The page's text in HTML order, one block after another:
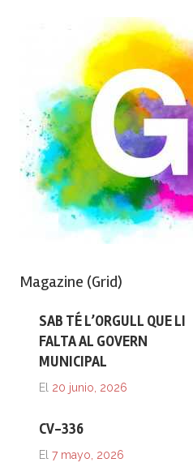
Magazine (Grid)
SAB TÉ L’ORGULL QUE LI
FALTA AL GOVERN
MUNICIPAL
El 20 junio, 2026
CV-336
El 7 mayo, 2026